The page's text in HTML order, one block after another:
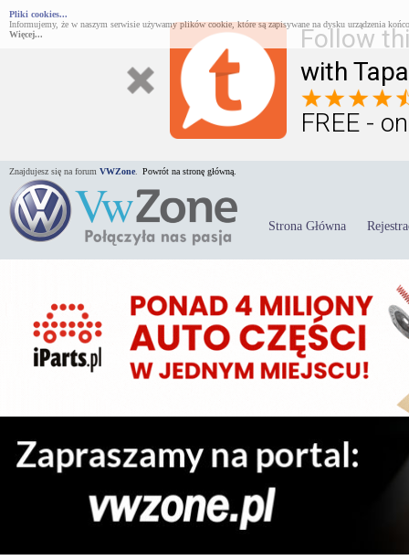
Follow
with
FREE -
Pliki cookies...
Informujemy, że w naszym serwisie używamy plików cookie, które są zapisywane na dysku urządzenia
Więcej...
Znajdujesz się na forum VWZone Powrót na stronę główną.
Strona Główna